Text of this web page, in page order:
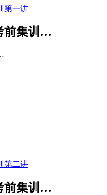
前集训…
前集训…